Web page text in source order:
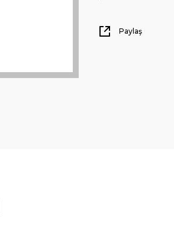
Paylaş